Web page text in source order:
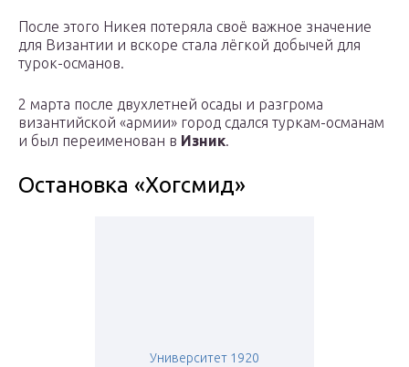
После этого Никея потеряла своё важное значение
для Византии и вскоре стала лёгкой добычей для
турок-османов.
2 марта после двухлетней осады и разгрома
византийской «армии» город сдался туркам-османам
и был переименован в Изник.
Остановка «Хогсмид»
Университет 1920